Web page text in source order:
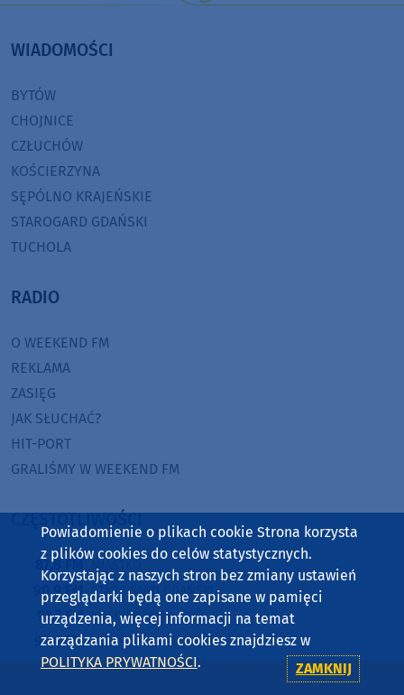
WIADOMOŚCI
BYTÓW
CHOJNICE
CZŁUCHÓW
KOŚCIERZYNA
SĘPÓLNO KRAJEŃSKIE
STAROGARD GDAŃSKI
TUCHOLA
RADIO
O WEEKEND FM
REKLAMA
ZASIĘG
JAK SŁUCHAĆ?
HIT-PORT
GRALIŚMY W WEEKEND FM
CZĘSTOTLIWOŚCI
87,8 FM MIASTKO
90,9 FM STAROGARD GDAŃSKI
91,7 FM KOŚCIERZYNA
92,6 FM SĘPÓLNO KRAJEŃSKIE
99,3 FM CHOJNICE, CZŁUCHÓW, TUCHOLA
Powiadomienie o plikach cookie Strona korzysta
z plików cookies do celów statystycznych.
Korzystając z naszych stron bez zmiany ustawień
przeglądarki będą one zapisane w pamięci
urządzenia, więcej informacji na temat
zarządzania plikami cookies znajdziesz w
POLITYKA PRYWATNOŚCI. ZAMKNIJ